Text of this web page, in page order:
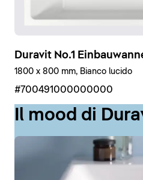
Duravit No.1
1800 x 800 mm, Bianco lucido
#700491000000000
Il mood di